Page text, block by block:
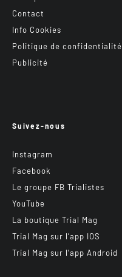
Contact
Info Cookies
Politique de confidentialité
Publicité
Suivez-nous
Instagram
Facebook
Le groupe FB Trialistes
YouTube
La boutique Trial Mag
Trial Mag sur l’app IOS
Trial Mag sur l’app Android